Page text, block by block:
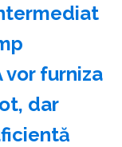
vor furniza
dar